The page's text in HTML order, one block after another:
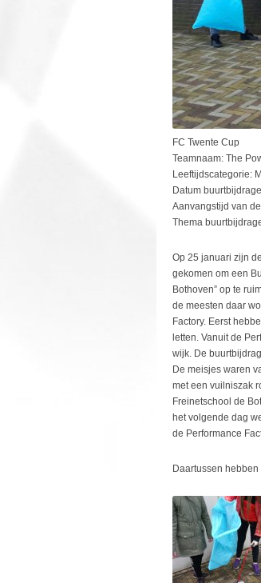
FC Twente Cup
Teamnaam: The
Leeftijdscategorie:
Datum
Aanvangstijd van
Thema
Op 25 januari zijn
gekomen om een
Bothoven” op te
de meesten daar
Factory. Eerst
letten. Vanuit de
wijk. De
De meisjes waren
met een vuilniszak
Freinetschool de
het volgende dag
de Performance
Daartussen hebben